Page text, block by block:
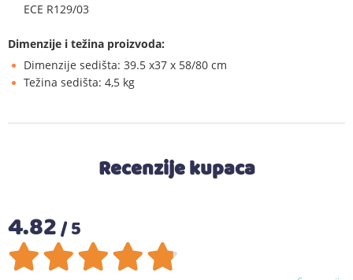
ECE R129/03
Dimenzije i težina proizvoda:
Dimenzije sedišta: 39.5 x37 x 58/80 cm
Težina sedišta: 4,5 kg
Recenzije kupaca
4.82/ 5